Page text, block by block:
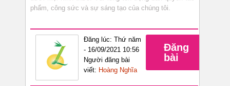
phẩm, công sức và sự sáng tạo của chúng tôi.
Đăng lúc: Thứ năm
- 16/09/2021 10:56
Người đăng bài
viết: Hoàng Nghĩa
Đăng
bài